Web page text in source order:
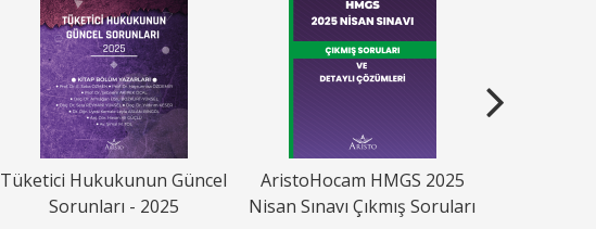
Tüketici Hukukunun Güncel
Sorunları - 2025
AristoHocam HMGS 2025
Nisan Sınavı Çıkmış Soruları